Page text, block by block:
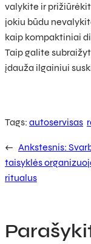
valykite ir
jokiu būdu
kaip kompaktiniai
Taip galite
įdauža ilgainiui
Tags: autoservisas
← Ankstesnis:
taisyklės
ritualus